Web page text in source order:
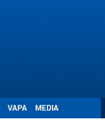
VAPA MEDIA